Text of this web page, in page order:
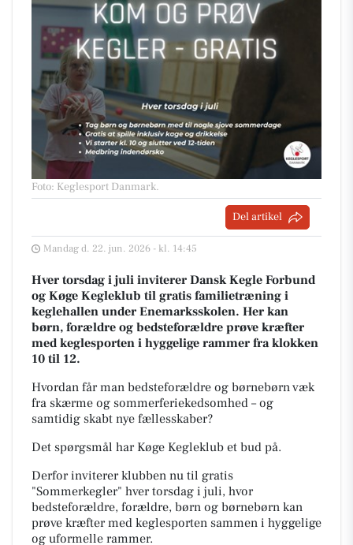
Foto: Keglesport Danmark.
Del artikel
Mandag d. 22. jun. 2026 - kl. 14:45
Hver torsdag i juli inviterer Dansk Kegle Forbund
og Køge Kegleklub til gratis familietræning i
keglehallen under Enemarksskolen. Her kan
børn, forældre og bedsteforældre prøve kræfter
med keglesporten i hyggelige rammer fra klokken
10 til 12.
Hvordan får man bedsteforældre og børnebørn væk
fra skærme og sommerferiekedsomhed – og
samtidig skabt nye fællesskaber?
Det spørgsmål har Køge Kegleklub et bud på.
Derfor inviterer klubben nu til gratis
"Sommerkegler" hver torsdag i juli, hvor
bedsteforældre, forældre, børn og børnebørn kan
prøve kræfter med keglesporten sammen i hyggelige
og uformelle rammer.